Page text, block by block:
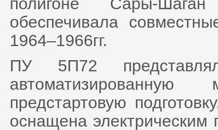
обеспечивала
1964–1966гг.
ПУ 5П72
предстартовую
оснащена